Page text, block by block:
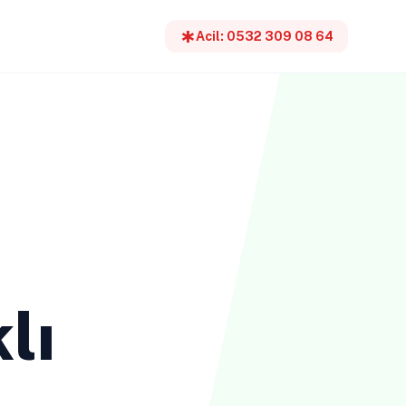
emergencyAcil: 0532 309 08 64